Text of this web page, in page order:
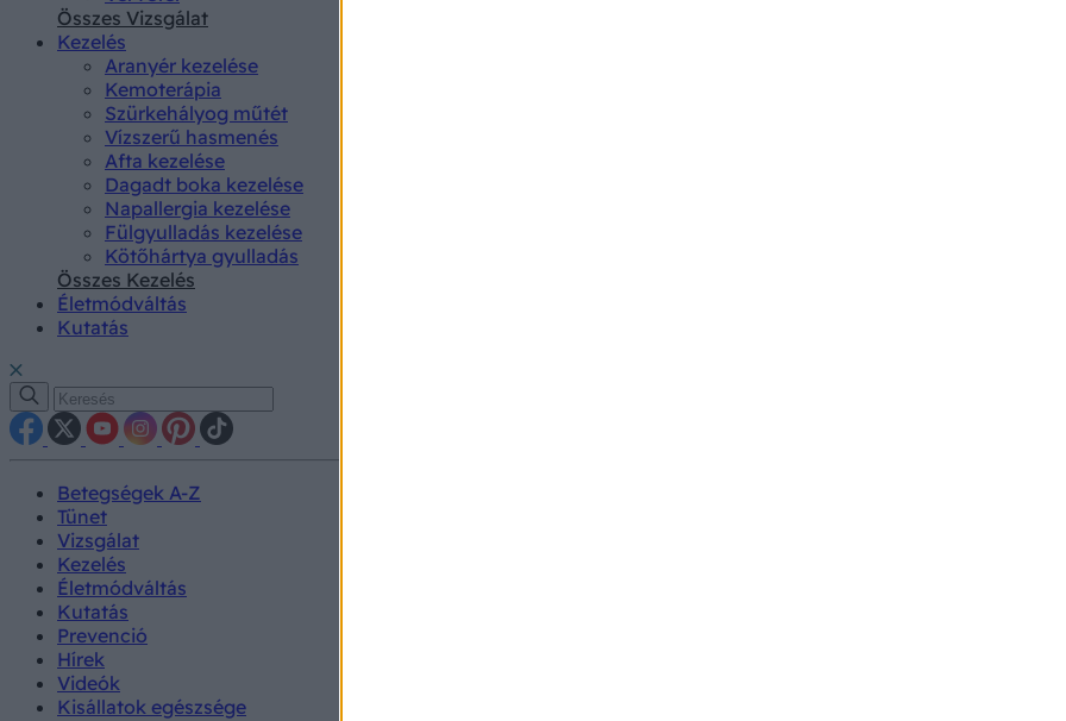
Összes Vizsgálat
Kezelés
Aranyér kezelése
Kemoterápia
Szürkehályog műtét
Vízszerű hasmenés
Afta kezelése
Dagadt boka kezelése
Napallergia kezelése
Fülgyulladás kezelése
Kötőhártya gyulladás
Összes Kezelés
Életmódváltás
Kutatás
Betegségek A-Z
Tünet
Vizsgálat
Kezelés
Életmódváltás
Kutatás
Prevenció
Hírek
Videók
Kisállatok egészsége